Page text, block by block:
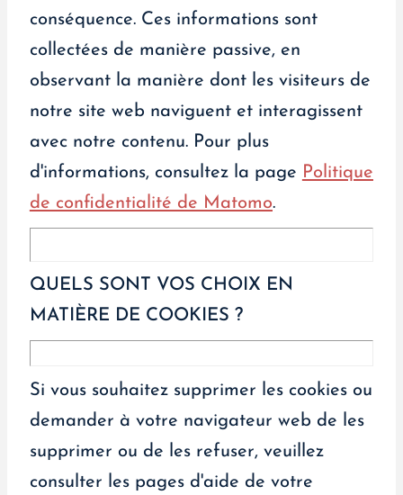
conséquence. Ces informations sont
collectées de manière passive, en
observant la manière dont les visiteurs de
notre site web naviguent et interagissent
avec notre contenu. Pour plus
d'informations, consultez la page Politique
de confidentialité de Matomo.
QUELS SONT VOS CHOIX EN
MATIÈRE DE COOKIES ?
Si vous souhaitez supprimer les cookies ou
demander à votre navigateur web de les
supprimer ou de les refuser, veuillez
consulter les pages d'aide de votre